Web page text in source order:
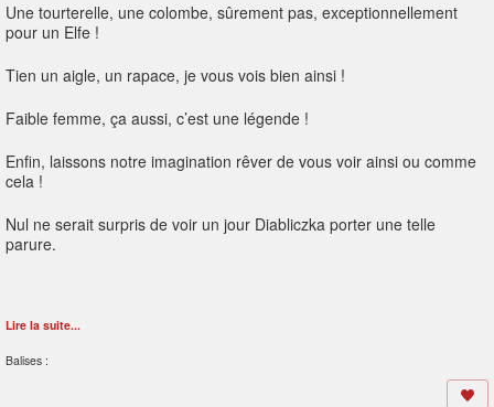
Une tourterelle, une colombe, sûrement pas, exceptionnellement
pour un Elfe !
Tien un aigle, un rapace, je vous vois bien ainsi !
Faible femme, ça aussi, c’est une légende !
Enfin, laissons notre imagination rêver de vous voir ainsi ou comme
cela !
Nul ne serait surpris de voir un jour Diabliczka porter une telle
parure.
Lire la suite...
Balises :